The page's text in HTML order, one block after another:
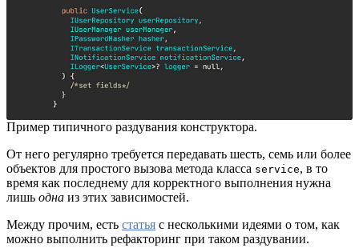
Пример типичного раздувания конструктора.
От него регулярно требуется передавать шесть, семь или более
объектов для простого вызова метода класса service, в то
время как последнему для корректного выполнения нужна
лишь одна из этих зависимостей.
Между прочим, есть статья с несколькими идеями о том, как
можно выполнить рефакторинг при таком раздувании.